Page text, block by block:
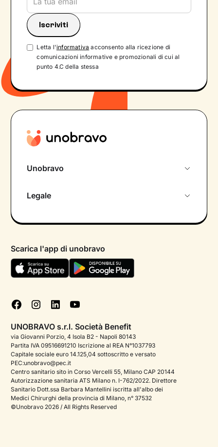
Letta l'informativa acconsento alla ricezione di
comunicazioni informative e promozionali di cui al
punto 4.C della stessa
Unobravo
Psicologo in chat
Aiuto urgente
FAQ
Podcast di psicologia
Corporate
Psicologo italiano all'estero
Approfondimenti sulla salute mentale
Sala stampa
Legale
Termini e condizioni
Informativa Privacy
Cookie policy
Gestisci cookie
Scarica l'app di unobravo
UNOBRAVO s.r.l. Società Benefit
via Giovanni Porzio, 4 Isola B2 - Napoli 80143
Partita IVA 09516691210 Iscrizione al REA N°1037793
Capitale sociale euro 14.125,04 sottoscritto e versato
PEC:unobravo@pec.it
Centro sanitario sito in Corso Vercelli 55, Milano CAP 20144
Autorizzazione sanitaria ATS Milano n. I-762/2022. Direttore
Sanitario Dott.ssa Barbara Mantellini iscritta all'albo dei
Medici Chirurghi della provincia di Milano, n° 37532
©Unobravo 2026 / All Rights Reserved